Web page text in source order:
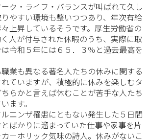
ク・ライフ・バランスが叫ばれて久し
やすい環境も整いつつあり、年次有給
上昇しているそうです。厚生労働省の
人が付与された休暇のうち、実際に取
令和５年には６５．３％と過去最高を
業も異なる著名人たちの休みに関する
ていますが、積極的に休みを楽しむタ
らかと言えば休むことが苦手な人たち
ます。
エンザ罹患にともない発生した５日間
ばかりに溜まっていた仕事や家事を片
ーホリック気味の詩人。休みがないこ